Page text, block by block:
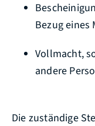
Bezug eines
Vollmacht,
andere
Die zuständige